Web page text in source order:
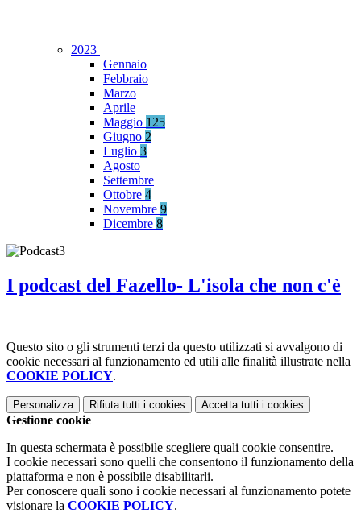
2023
Gennaio
Febbraio
Marzo
Aprile
Maggio 125
Giugno 2
Luglio 3
Agosto
Settembre
Ottobre 4
Novembre 9
Dicembre 8
I podcast del Fazello- L'isola che non c'è
Questo sito o gli strumenti terzi da questo utilizzati si avvalgono di
cookie necessari al funzionamento ed utili alle finalità illustrate nella
COOKIE POLICY.
Personalizza Rifiuta tutti i cookies Accetta tutti i cookies
Gestione cookie
In questa schermata è possibile scegliere quali cookie consentire.
I cookie necessari sono quelli che consentono il funzionamento della
piattaforma e non è possibile disabilitarli.
Per conoscere quali sono i cookie necessari al funzionamento potete
visionare la COOKIE POLICY.